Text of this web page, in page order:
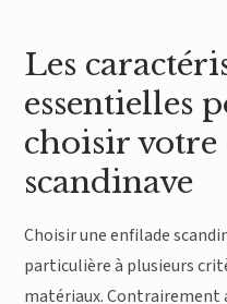
Les
essentielles
choisir votre
scandinave
Choisir une enfilade
particulière à plusieurs
matériaux. Contrairement